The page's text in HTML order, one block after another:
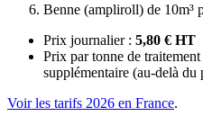
Benne (ampliroll) de 10m³
Prix journalier : 5,80 € HT
Prix par tonne de traitement
supplémentaire (au-delà du
Voir les tarifs 2026 en France.